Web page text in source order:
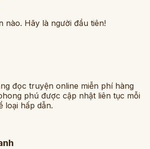
nào. Hãy là người đầu tiên!
đọc truyện online miễn phí hàng
phú được cập nhật liên tục mỗi
loại hấp dẫn.